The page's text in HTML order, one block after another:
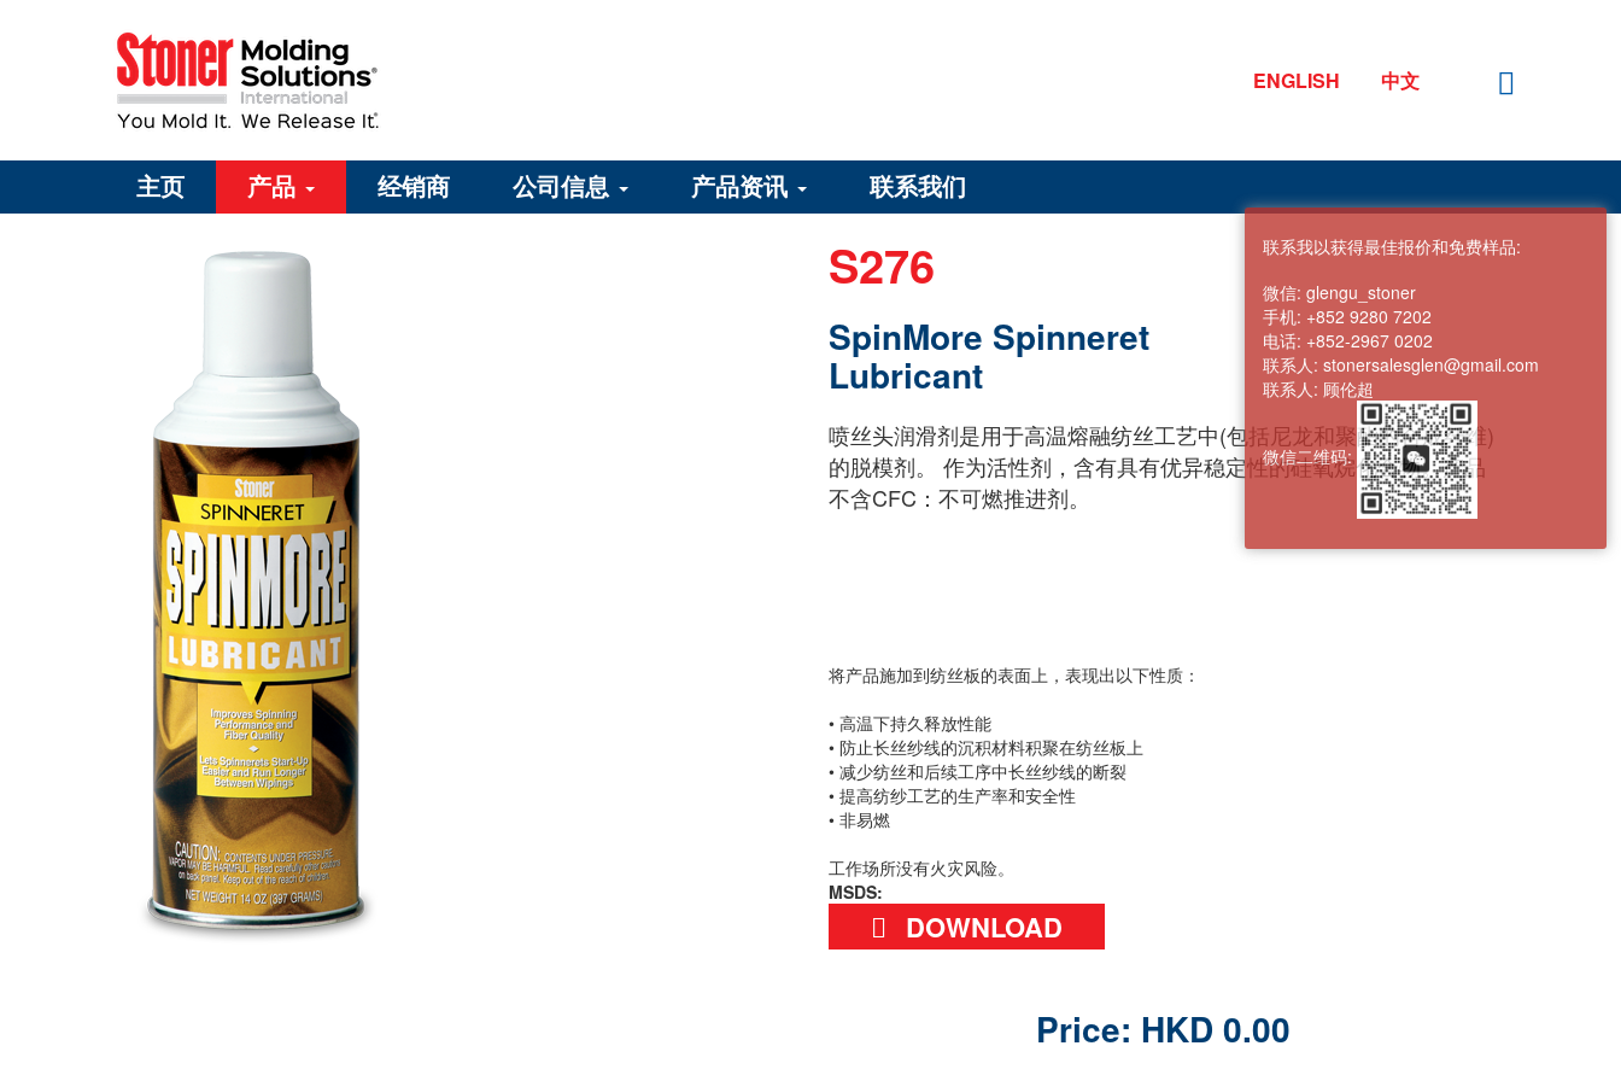
ENGLISH 中文
主页 产品 经销商 公司信息 产品资讯 联系我们
S276
SpinMore Spinneret
Lubricant
喷丝头润滑剂是用于高温熔融纺丝工艺中(包括尼龙和聚酯的合成纤维)
的脱模剂。 作为活性剂，含有具有优异稳定性的硅氧烷化合物。产品
不含CFC：不可燃推进剂。
将产品施加到纺丝板的表面上，表现出以下性质：
• 高温下持久释放性能
• 防止长丝纱线的沉积材料积聚在纺丝板上
• 减少纺丝和后续工序中长丝纱线的断裂
• 提高纺纱工艺的生产率和安全性
• 非易燃
工作场所没有火灾风险。
MSDS:
DOWNLOAD
Price: HKD 0.00
联系我以获得最佳报价和免费样品:
微信: glengu_stoner
手机: +852 9280 7202
电话: +852-2967 0202
联系人: stonersalesglen@gmail.com
联系人: 顾伦超
微信二维码: